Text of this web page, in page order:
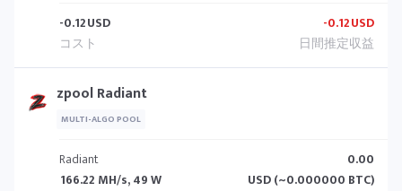
-0.12USD -0.12USD
zpool Radiant
MULTI-ALGO POOL
Radiant
166.22 MH/s, 49 W
0.00
USD (~0.000000 BTC)